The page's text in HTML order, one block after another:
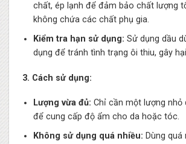
chất, ép lạnh để đảm bảo chất lượng
không chứa các chất phụ gia.
Kiểm tra hạn sử dụng: Sử dụng dầu
dụng để tránh tình trạng ôi thiu, gây
3. Cách sử dụng:
Lượng vừa đủ: Chỉ cần một lượng nhỏ
để cung cấp độ ẩm cho da hoặc tóc.
Không sử dụng quá nhiều: Dùng